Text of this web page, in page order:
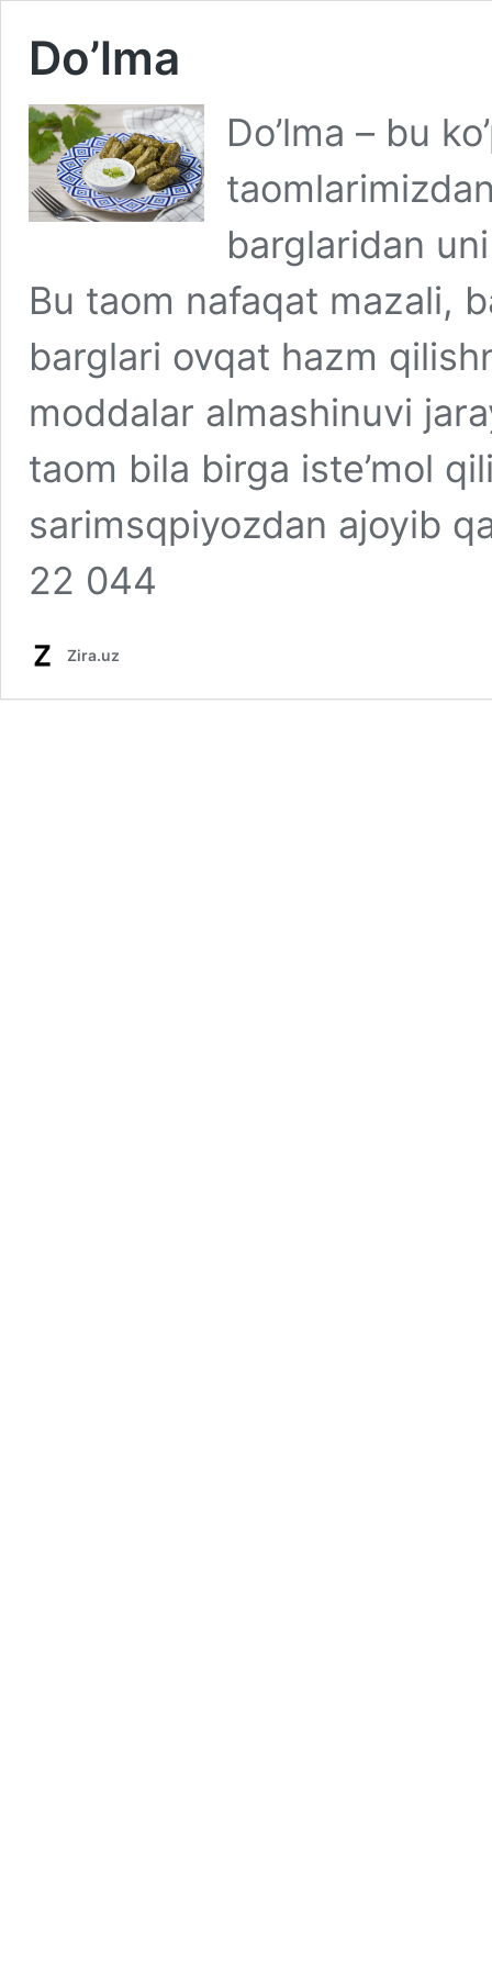
Do’lma
Do’lma – bu
barglaridan
Bu taom nafaqat mazali,
barglari ovqat hazm
moddalar almashinuvi
taom bila birga iste’mol
sarimsqpiyozdan ajoyib
22 044
Zira.uz